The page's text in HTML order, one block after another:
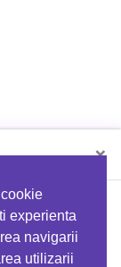
experienta
navigarii
utilizarii
×